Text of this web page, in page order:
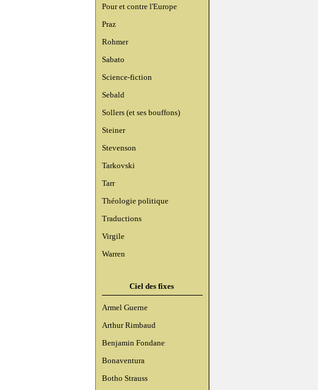
Pour et contre l'Europe
Praz
Rohmer
Sabato
Science-fiction
Sebald
Sollers (et ses bouffons)
Steiner
Stevenson
Tarkovski
Tarr
Théologie politique
Traductions
Virgile
Warren
Ciel des fixes
Armel Guerne
Arthur Rimbaud
Benjamin Fondane
Bonaventura
Botho Strauss